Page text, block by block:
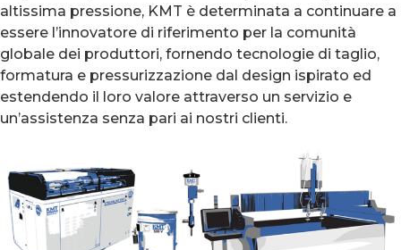
altissima pressione, KMT è determinata a continuare a
essere l’innovatore di riferimento per la comunità
globale dei produttori, fornendo tecnologie di taglio,
formatura e pressurizzazione dal design ispirato ed
estendendo il loro valore attraverso un servizio e
un’assistenza senza pari ai nostri clienti.